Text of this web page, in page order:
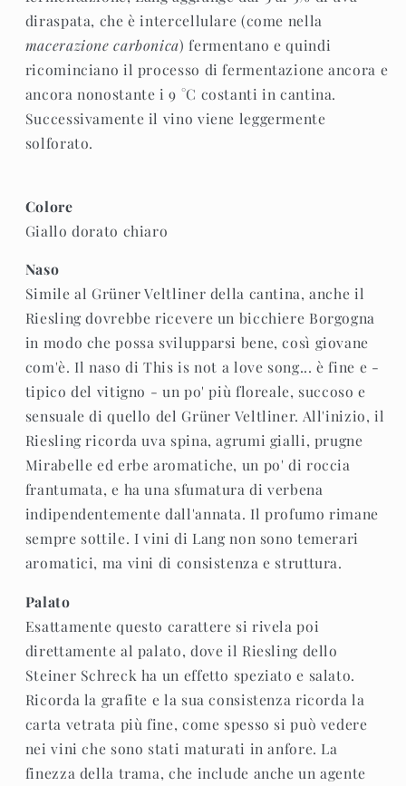
diraspata, che è intercellulare (come nella
macerazione carbonica) fermentano e quindi
ricominciano il processo di fermentazione ancora e
ancora nonostante i 9 °C costanti in cantina.
Successivamente il vino viene leggermente
solforato.
Colore
Giallo dorato chiaro
Naso
Simile al Grüner Veltliner della cantina, anche il
Riesling dovrebbe ricevere un bicchiere Borgogna
in modo che possa svilupparsi bene, così giovane
com'è. Il naso di This is not a love song... è fine e -
tipico del vitigno - un po' più floreale, succoso e
sensuale di quello del Grüner Veltliner. All'inizio, il
Riesling ricorda uva spina, agrumi gialli, prugne
Mirabelle ed erbe aromatiche, un po' di roccia
frantumata, e ha una sfumatura di verbena
indipendentemente dall'annata. Il profumo rimane
sempre sottile. I vini di Lang non sono temerari
aromatici, ma vini di consistenza e struttura.
Palato
Esattamente questo carattere si rivela poi
direttamente al palato, dove il Riesling dello
Steiner Schreck ha un effetto speziato e salato.
Ricorda la grafite e la sua consistenza ricorda la
carta vetrata più fine, come spesso si può vedere
nei vini che sono stati maturati in anfore. La
finezza della trama, che include anche un agente